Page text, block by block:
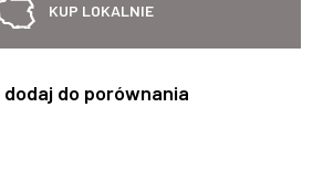
KUP LOKALNIE
dodaj do porównania